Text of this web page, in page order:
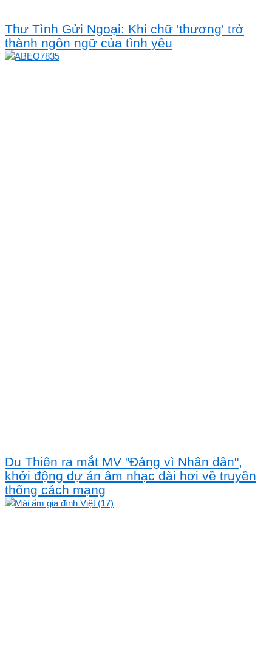
Thư Tình Gửi Ngoại: Khi chữ 'thương' trở
thành ngôn ngữ của tình yêu
Du Thiên ra mắt MV "Đảng vì Nhân dân",
khởi động dự án âm nhạc dài hơi về truyền
thống cách mạng